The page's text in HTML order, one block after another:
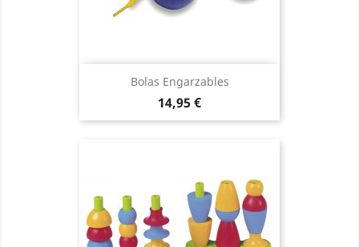
Bolas Engarzables
Precio
14,95 €